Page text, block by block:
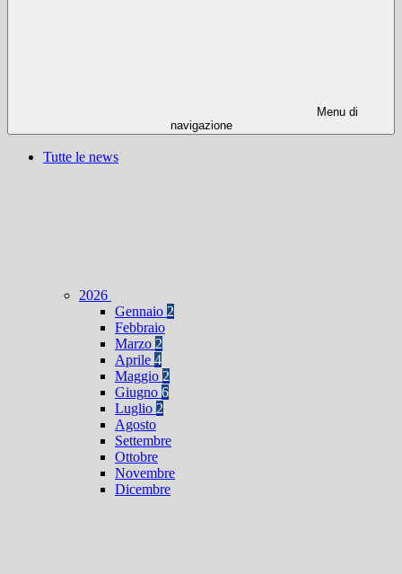
Menu di
navigazione
Tutte le news
2026
Gennaio 2
Febbraio
Marzo 2
Aprile 4
Maggio 2
Giugno 6
Luglio 2
Agosto
Settembre
Ottobre
Novembre
Dicembre